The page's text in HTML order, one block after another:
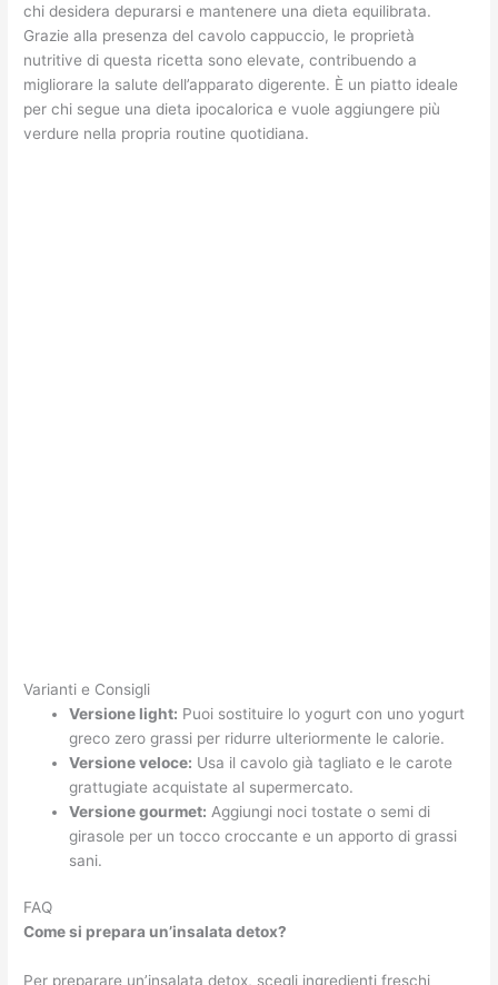
chi desidera depurarsi e mantenere una dieta equilibrata.
Grazie alla presenza del cavolo cappuccio, le proprietà
nutritive di questa ricetta sono elevate, contribuendo a
migliorare la salute dell’apparato digerente. È un piatto ideale
per chi segue una dieta ipocalorica e vuole aggiungere più
verdure nella propria routine quotidiana.
Varianti e Consigli
Versione light: Puoi sostituire lo yogurt con uno yogurt
greco zero grassi per ridurre ulteriormente le calorie.
Versione veloce: Usa il cavolo già tagliato e le carote
grattugiate acquistate al supermercato.
Versione gourmet: Aggiungi noci tostate o semi di
girasole per un tocco croccante e un apporto di grassi
sani.
FAQ
Come si prepara un’insalata detox?
Per preparare un’insalata detox, scegli ingredienti freschi